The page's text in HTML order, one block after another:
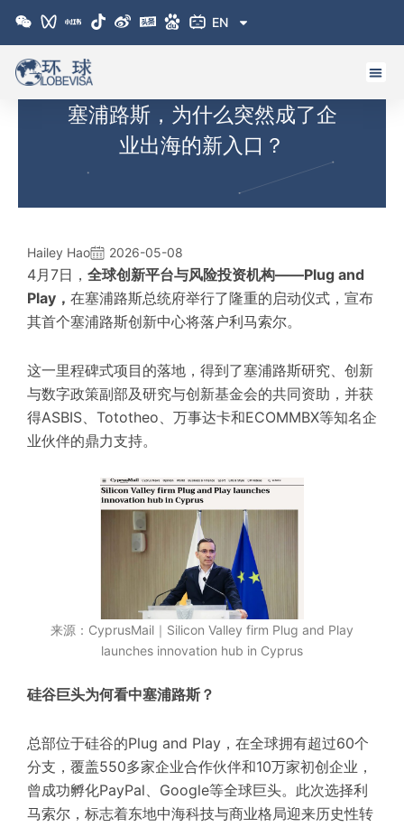
EN
塞浦路斯，为什么突然成了企
业出海的新入口？
Hailey Hao 2026-05-08
4月7日， 全球创新平台与风险投资机构——Plug and
Play ， 在塞浦路斯总统府举行了隆重的启动仪式，宣布
其首个塞浦路斯创新中心将落户利马索尔。
这一里程碑式项目的落地，得到了塞浦路斯研究、创新
与数字政策副部及研究与创新基金会的共同资助，并获
得ASBIS、Tototheo、万事达卡和ECOMMBX等知名企
业伙伴的鼎力支持。
来源：CyprusMail｜Silicon Valley firm Plug and Play
launches innovation hub in Cyprus
硅谷巨头为何看中塞浦路斯？
总部位于硅谷的Plug and Play ，在全球拥有超过60个
分支，覆盖550多家企业合作伙伴和10万家初创企业，
曾成功孵化PayPal、Google等全球巨头。 此次选择利
马索尔，标志着东地中海科技与商业格局迎来历史性转